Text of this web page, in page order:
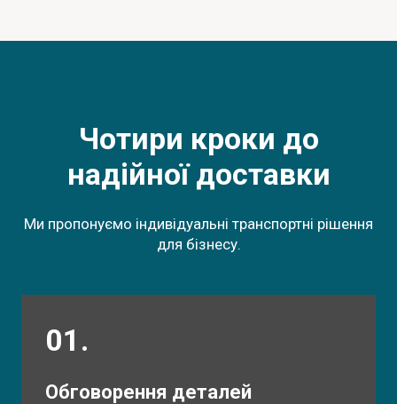
Чотири кроки до
надійної доставки
Ми пропонуємо індивідуальні транспортні рішення
для бізнесу.
01.
Обговорення деталей